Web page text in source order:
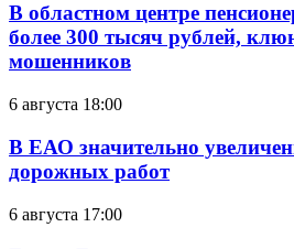
В областном центре
более 300 тысяч рублей,
мошенников
6 августа 18:00
В ЕАО значительно
дорожных работ
6 августа 17:00